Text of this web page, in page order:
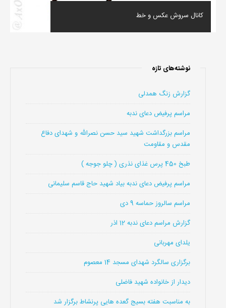
کانال سروش عکس و خط
نوشته‌های تازه
گزارش زنگ همدلی
مراسم پرفیض دعای ندبه
مراسم بزرگداشت شهید سید حسن نصرالله و شهدای دفاع
مقدس و مقاومت
طبخ 450 پرس غذای نذری ( چلو جوجه )
مراسم پرفیض دعای ندبه بیاد شهید حاج قاسم سلیمانی
مراسم سالروز حماسه 9 دی
گزارش مراسم دعای ندبه 12 اذر
یلدای مهربانی
برگزاری سالگرد شهدای مسجد 14 معصوم
دیدار از خانواده شهید فاضلی
به مناسبت هفته بسیج گعده هایی پرنشاط برگزار شد